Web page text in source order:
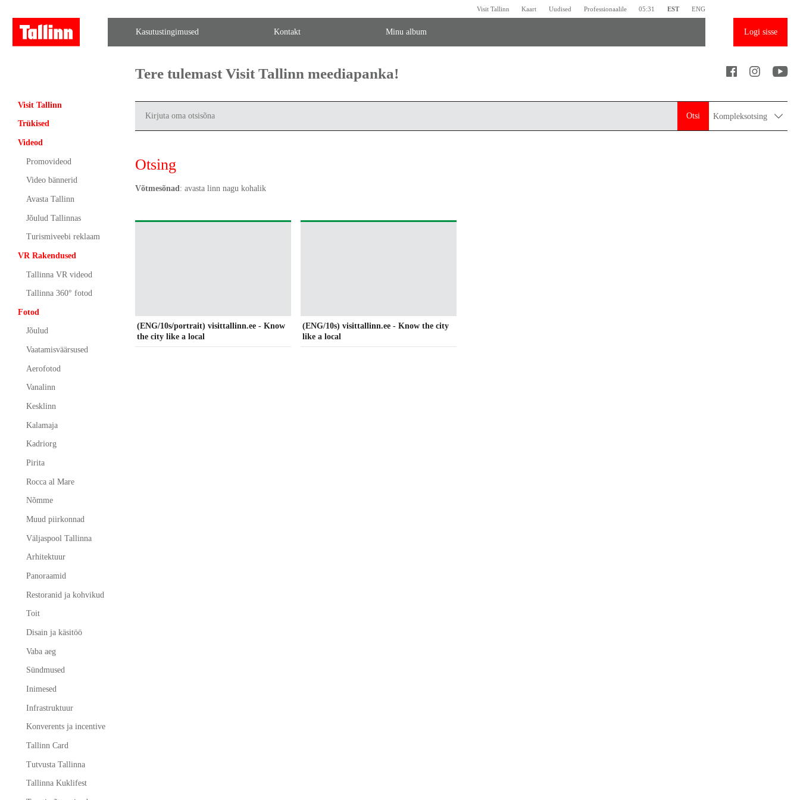
Visit Tallinn Kaart Uudised Professionaalile 05:31 EST ENG
Kasutustingimused Kontakt Minu album Logi sisse
Visit Tallinn
Trükised
Videod
Promovideod
Video bännerid
Avasta Tallinn
Jõulud Tallinnas
Turismiveebi reklaam
VR Rakendused
Tallinna VR videod
Tallinna 360° fotod
Fotod
Jõulud
Vaatamisväärsused
Aerofotod
Vanalinn
Kesklinn
Kalamaja
Kadriorg
Pirita
Rocca al Mare
Nõmme
Muud piirkonnad
Väljaspool Tallinna
Arhitektuur
Panoraamid
Restoranid ja kohvikud
Toit
Disain ja käsitöö
Vaba aeg
Sündmused
Inimesed
Infrastruktuur
Konverents ja incentive
Tallinn Card
Tutvusta Tallinna
Tallinna Kuklifest
Tere tulemast Visit Tallinn meediapanka!
Otsi Kompleksotsing
Otsing
Võtmesõnad : avasta linn nagu kohalik
(ENG/10s/portrait) visittallinn.ee - Know
the city like a local
(ENG/10s) visittallinn.ee - Know the city
like a local